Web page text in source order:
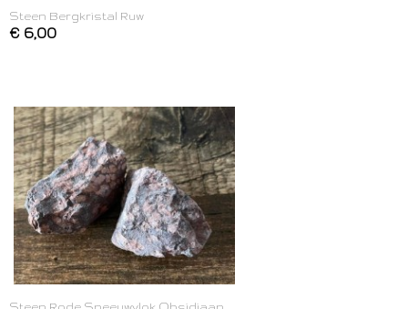
Steen Bergkristal Ruw
€ 6,00